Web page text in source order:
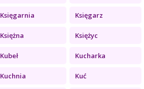
Księgarnia Księgarz
Księżna Księżyc
Kubeł Kucharka
Kuchnia Kuć